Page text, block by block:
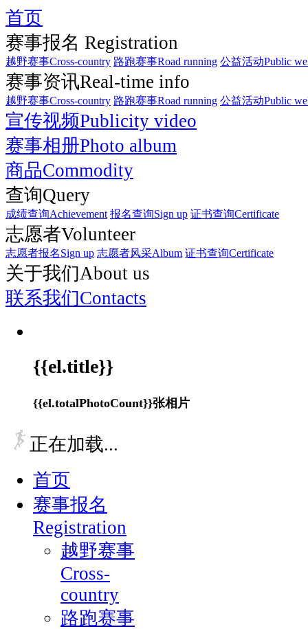
首页
赛事报名 Registration
越野赛事Cross-country 路跑赛事Road running 公益活动Public
赛事资讯Real-time info
越野赛事Cross-country 路跑赛事Road running 公益活动Public
宣传视频Publicity video
赛事相册Photo album
商品Commodity
查询Query
成绩查询Achievement 报名查询Sign up 证书查询Certificate
志愿者Volunteer
志愿者报名Sign up 志愿者风采Album 证书查询Certificate
关于我们About us
联系我们Contacts
{{el.title}}
{{el.totalPhotoCount}}张相片
正在加载...
首页
赛事报名
Registration
越野赛事
Cross-
country
路跑赛事